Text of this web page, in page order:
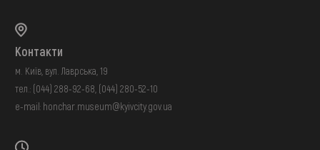
Контакти
м. Київ, вул. Лаврська, 19
тел.: (044) 288-92-68 (044) 280-52-10
e-mail: honchar.museum@kyivcity.gov.ua